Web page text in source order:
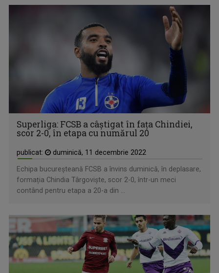
Superliga: FCSB a câștigat în fața Chindiei,
scor 2-0, în etapa cu numărul 20
publicat: duminică, 11 decembrie 2022
Echipa bucureșteană FCSB a învins duminică, în deplasare,
formația Chindia Târgoviște, scor 2-0, într-un meci
contând pentru etapa a 20-a din ...